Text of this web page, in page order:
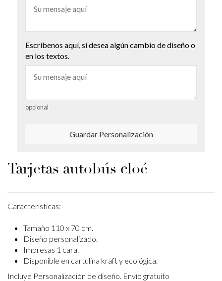
Escríbenos aquí, si desea algún cambio de diseño o
en los textos.
opcional
Guardar Personalización
Tarjetas autobús cloé
Características:
Tamaño 110 x 70 cm.
Diseño personalizado.
Impresas 1 cara.
Disponible en cartulina kraft y ecológica.
Incluye Personalización de diseño. Envío gratuito